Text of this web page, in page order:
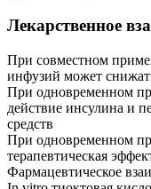
Лекарственное
При совместном
инфузий может
При одновременном
действие инсулина и
средств
При одновременном
терапевтическая
Фармацевтическое